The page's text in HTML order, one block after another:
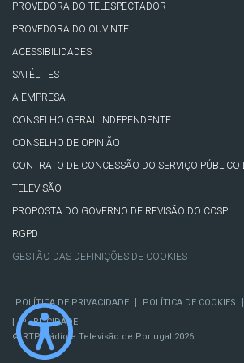
PROVEDORA DO TELESPECTADOR
PROVEDORA DO OUVINTE
ACESSIBILIDADES
SATÉLITES
A EMPRESA
CONSELHO GERAL INDEPENDENTE
CONSELHO DE OPINIÃO
CONTRATO DE CONCESSÃO DO SERVIÇO PÚBLICO
TELEVISÃO
PROPOSTA DO GOVERNO DE REVISÃO DO CCSP
RGPD
GESTÃO DAS DEFINIÇÕES DE COOKIES
POLÍTICA DE PRIVACIDADE POLÍTICA DE COOKIES
PUBLICIDADE
© RTP, Rádio e Televisão de Portugal 2026